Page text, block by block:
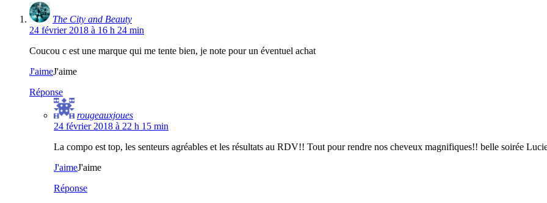
The City and Beauty
24 février 2018 à 16 h 24 min
Coucou c est une marque qui me tente bien, je note pour un éventuel achat
J'aimeJ'aime
Réponse
rougeauxjoues
24 février 2018 à 22 h 15 min
La compo est top, les senteurs agréables et les résultats au RDV!! Tout pour rendre nos cheveux magnifiques!! belle soirée
J'aimeJ'aime
Réponse